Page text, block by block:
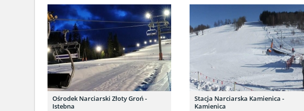
Ośrodek Narciarski Złoty Groń -
Istebna
Stacja Narciarska Kamienica -
Kamienica